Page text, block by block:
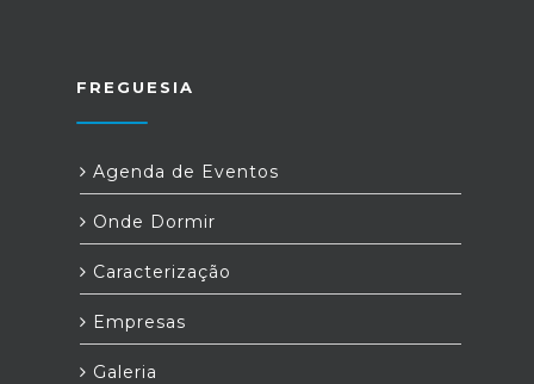
FREGUESIA
Agenda de Eventos
Onde Dormir
Caracterização
Empresas
Galeria